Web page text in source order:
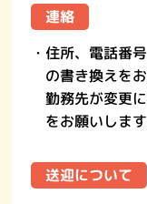
連絡
・住所、電話番
の書き換えを
勤務先が変更
をお願いしま
送迎について